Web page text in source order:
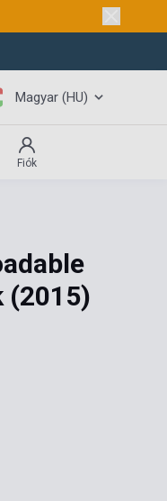
Magyar (HU)
Fiók
(2015)